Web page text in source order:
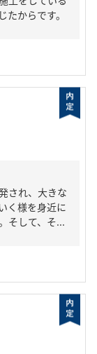
からです。
され、大きな
く様を身近に
そして、そ...